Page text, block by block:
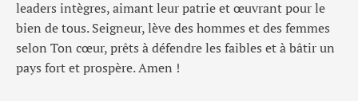
leaders intègres, aimant leur patrie et œuvrant pour le
bien de tous. Seigneur, lève des hommes et des femmes
selon Ton cœur, prêts à défendre les faibles et à bâtir un
pays fort et prospère. Amen !